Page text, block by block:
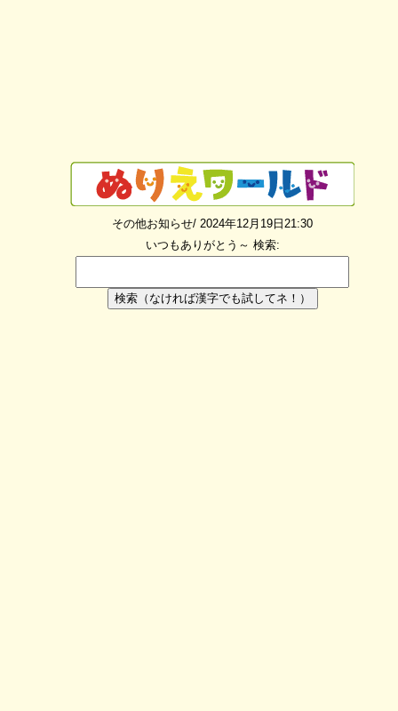
その他お知らせ/ 2024年12月19日21:30
いつもありがとう～ 検索:
検索（なければ漢字でも試してネ！）